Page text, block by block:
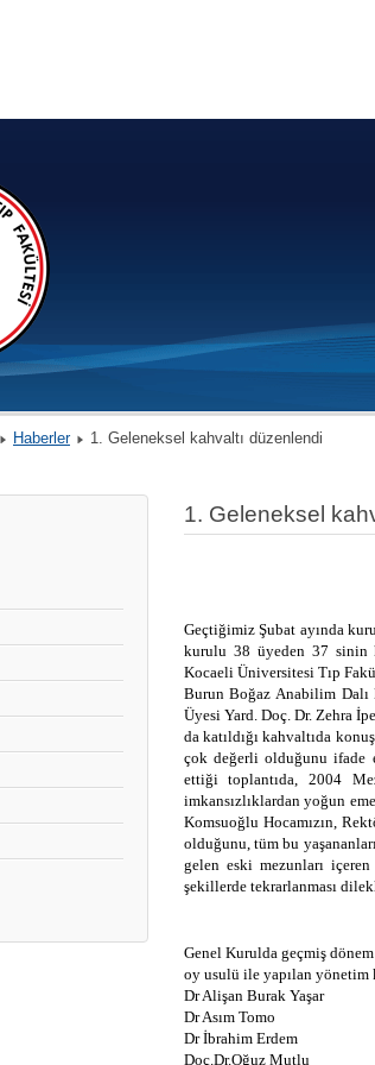
Haberler 1. Geleneksel kahvaltı düzenlendi
1. Geleneksel
Geçtiğimiz Şubat ayında
kurulu 38 üyeden 37 sinin
Kocaeli Üniversitesi Tıp
Burun Boğaz Anabilim Dalı
Üyesi Yard. Doç. Dr. Zehra
da katıldığı kahvaltıda
çok değerli olduğunu ifade
ettiği toplantıda, 2004
imkansızlıklardan yoğun
Komsuoğlu Hocamızın,
olduğunu, tüm bu
gelen eski mezunları
şekillerde tekrarlanması
Genel Kurulda geçmiş
oy usulü ile yapılan yönetim
Dr Alişan Burak Yaşar
Dr Asım Tomo
Dr İbrahim Erdem
Doç.Dr.Oğuz Mutlu